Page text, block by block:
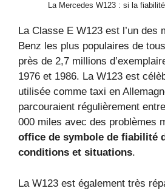
La Mercedes W123 : si la
La Classe E W123 est l’un des
Benz les plus populaires de
près de 2,7 millions
1976 et 1986. La W123 est
utilisée comme taxi en
parcouraient régulièrement
000 miles avec des problèmes
office de symbole de fiabilité
conditions et situations.
La W123 est également très